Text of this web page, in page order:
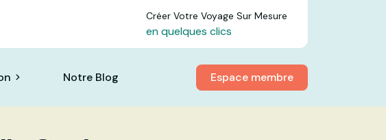
Créer Votre Voyage Sur Mesure
en quelques clics
Notre Blog Espace membre